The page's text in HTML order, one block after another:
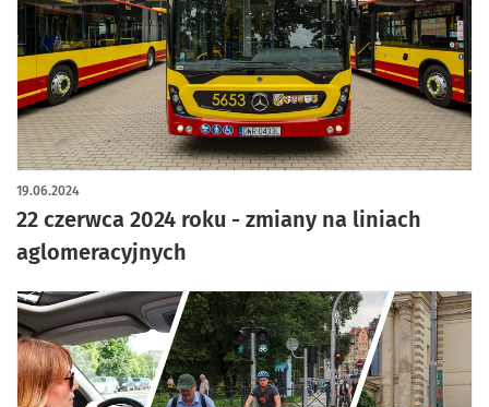
22 czerwca 2024 roku - zmiany na liniach
aglomeracyjnych
19.06.2024